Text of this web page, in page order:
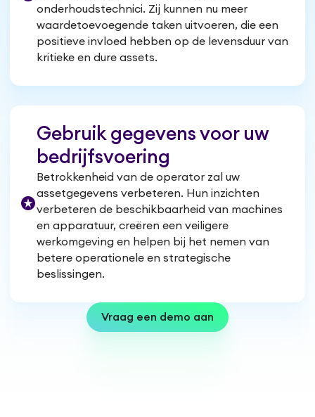
onderhoudstechnici. Zij kunnen nu meer
waardetoevoegende taken uitvoeren, die een
positieve invloed hebben op de levensduur van
kritieke en dure assets.
Gebruik gegevens voor uw
bedrijfsvoering
Betrokkenheid van de operator zal uw
assetgegevens verbeteren. Hun inzichten
verbeteren de beschikbaarheid van machines
en apparatuur, creëren een veiligere
werkomgeving en helpen bij het nemen van
betere operationele en strategische
beslissingen.
Vraag een demo aan